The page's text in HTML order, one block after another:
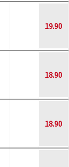
19.90
18.90
18.90